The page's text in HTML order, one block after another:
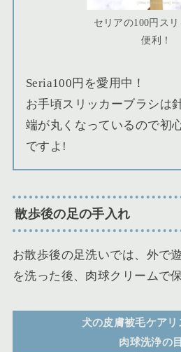
セリアの100円ス
便利！
Seria100円を愛用中！
お手頃スリッカーブラシは
端が丸くなっているので初
ですよ!
散歩後の足の手入れ
お散歩後の足洗いでは、外で
を洗った後、肉球クリームで
犬の皮膚被毛ケアリ
肉球洗浄の